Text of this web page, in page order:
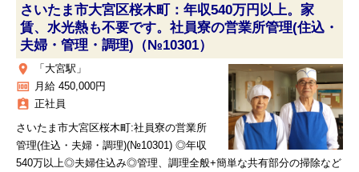
さいたま市大宮区桜木町：年収540万円以上。家
賃、水光熱も不要です。社員寮の営業所管理(住込・
夫婦・管理・調理)（№10301）
place 「大宮駅」
money 月給 450,000円
assignment_ind 正社員
さいたま市大宮区桜木町:社員寮の営業所
管理(住込・夫婦・調理)(№10301) ◎年収
540万以上◎夫婦住込み◎管理、調理全般+簡単な共有部分の掃除など